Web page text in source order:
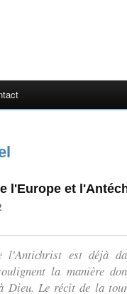
l'Europe et
l'Antichrist est déjà
la manière
Dieu. Le récit de la